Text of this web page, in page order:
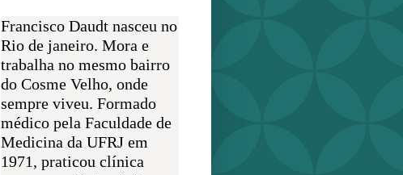
Francisco Daudt nasceu no
Rio de janeiro. Mora e
trabalha no mesmo bairro
do Cosme Velho, onde
sempre viveu. Formado
médico pela Faculdade de
Medicina da UFRJ em
1971, praticou clínica